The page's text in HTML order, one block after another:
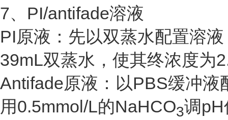
7、PI/antifade溶液
PI原液：先以双蒸水配置溶
39mL双蒸水，使其终浓度为
Antifade原液：以PBS缓冲
用0.5mmol/L的NaHCO3调pH